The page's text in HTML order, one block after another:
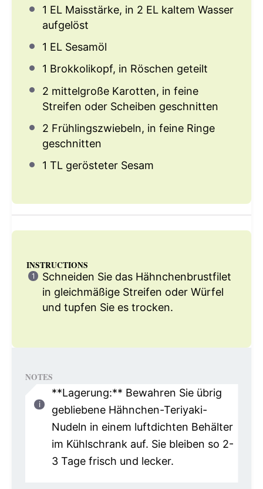
1 EL Maisstärke, in 2 EL kaltem Wasser
aufgelöst
1 EL Sesamöl
1 Brokkolikopf, in Röschen geteilt
2 mittelgroße Karotten, in feine
Streifen oder Scheiben geschnitten
2 Frühlingszwiebeln, in feine Ringe
geschnitten
1 TL gerösteter Sesam
INSTRUCTIONS
Schneiden Sie das Hähnchenbrustfilet
in gleichmäßige Streifen oder Würfel
und tupfen Sie es trocken.
NOTES
**Lagerung:** Bewahren Sie übrig
gebliebene Hähnchen-Teriyaki-
Nudeln in einem luftdichten Behälter
im Kühlschrank auf. Sie bleiben so 2-
3 Tage frisch und lecker.